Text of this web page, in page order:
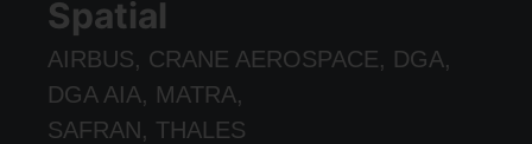
Spatial
AIRBUS, CRANE AEROSPACE, DGA,
DGA AIA, MATRA,
SAFRAN, THALES